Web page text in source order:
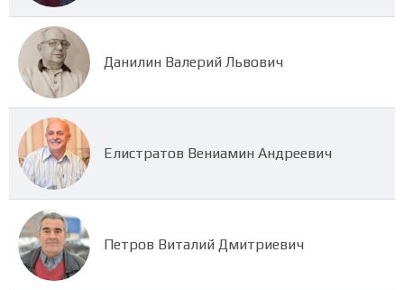
Данилин Валерий Львович
Елистратов Вениамин Андреевич
Петров Виталий Дмитриевич